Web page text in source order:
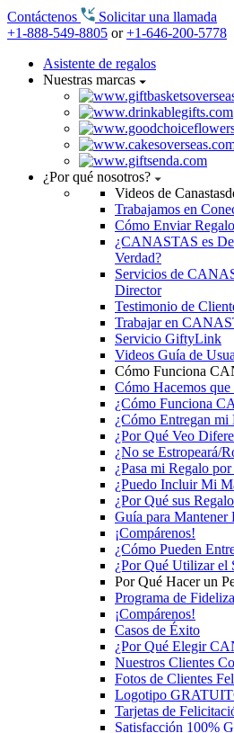
Contáctenos
Solicitar una llamada
+1-888-549-8805 or+1-646-200-5778
Asistente de regalos
Nuestras marcas
¿Por qué nosotros?
Videos de
Trabajamos en
Cómo Enviar
¿CANASTAS es
Verdad?
Servicios de
Director
Testimonio de
Trabajar en
Servicio GiftyLink
Videos Guía de
Cómo Funciona
Cómo Hacemos que
¿Cómo Funciona
¿Cómo Entregan mi
¿Por Qué Veo
¿No se Estropeará/
¿Pasa mi Regalo
¿Puedo Incluir Mi
¿Por Qué sus
Guía para Mantener
¡Compárenos!
¿Cómo Pueden
¿Por Qué Utilizar
Por Qué Hacer un
Programa de
¡Compárenos!
Casos de Éxito
¿Por Qué Elegir
Nuestros Clientes
Fotos de Clientes
Logotipo
Tarjetas de
Satisfacción 100%